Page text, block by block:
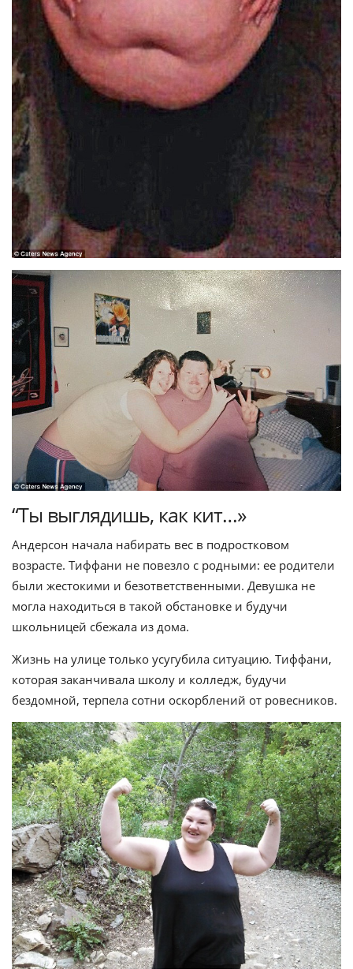
“Ты выглядишь, как кит…»
Андерсон начала набирать вес в подростковом
возрасте. Тиффани не повезло с родными: ее родители
были жестокими и безответственными. Девушка не
могла находиться в такой обстановке и будучи
школьницей сбежала из дома.
Жизнь на улице только усугубила ситуацию. Тиффани,
которая заканчивала школу и колледж, будучи
бездомной, терпела сотни оскорблений от ровесников.